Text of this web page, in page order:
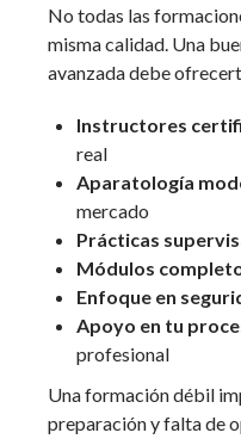
No todas las
misma calidad. Una
avanzada debe
Instructores
real
Aparatología
mercado
Prácticas
Módulos
Enfoque en
Apoyo en tu
profesional
Una formación débil
preparación y falta de